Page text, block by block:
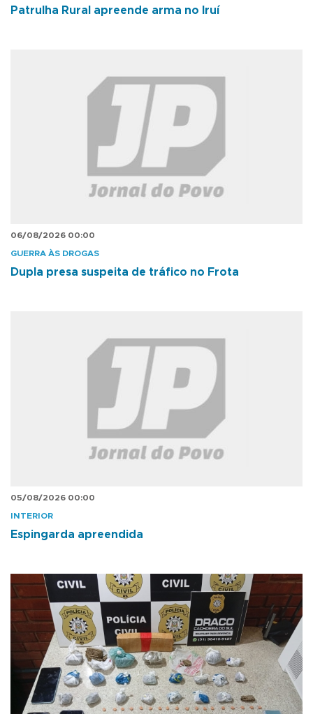
Patrulha Rural apreende arma no Iruí
06/08/2026 00:00
GUERRA ÀS DROGAS
Dupla presa suspeita de tráfico no Frota
05/08/2026 00:00
INTERIOR
Espingarda apreendida